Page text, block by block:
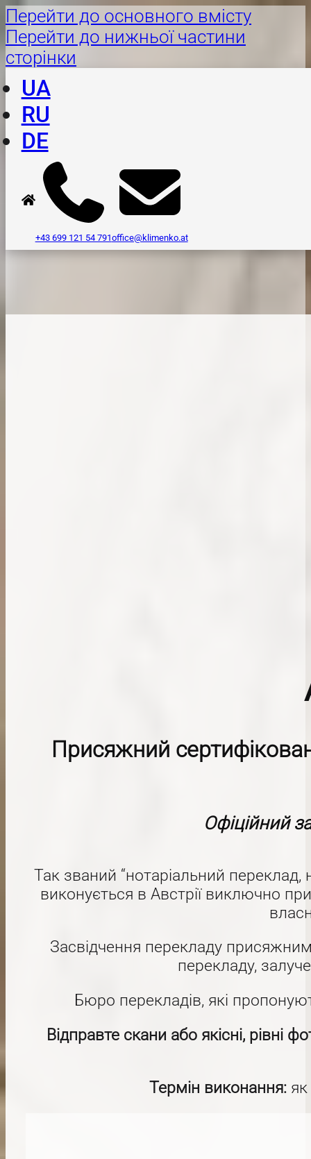
Перейти до основного вмісту
Перейти до нижньої частини
сторінки
UA
RU
DE
+43 699 121 54 791office@klimenko.at
Присяжний
Офіційний
Так званий “нотаріальний переклад,
виконується в Австрії виключно
Засвідчення перекладу
перекладу,
Бюро перекладів, які
Відправте скани або якісні, рівні
Термін виконання:як